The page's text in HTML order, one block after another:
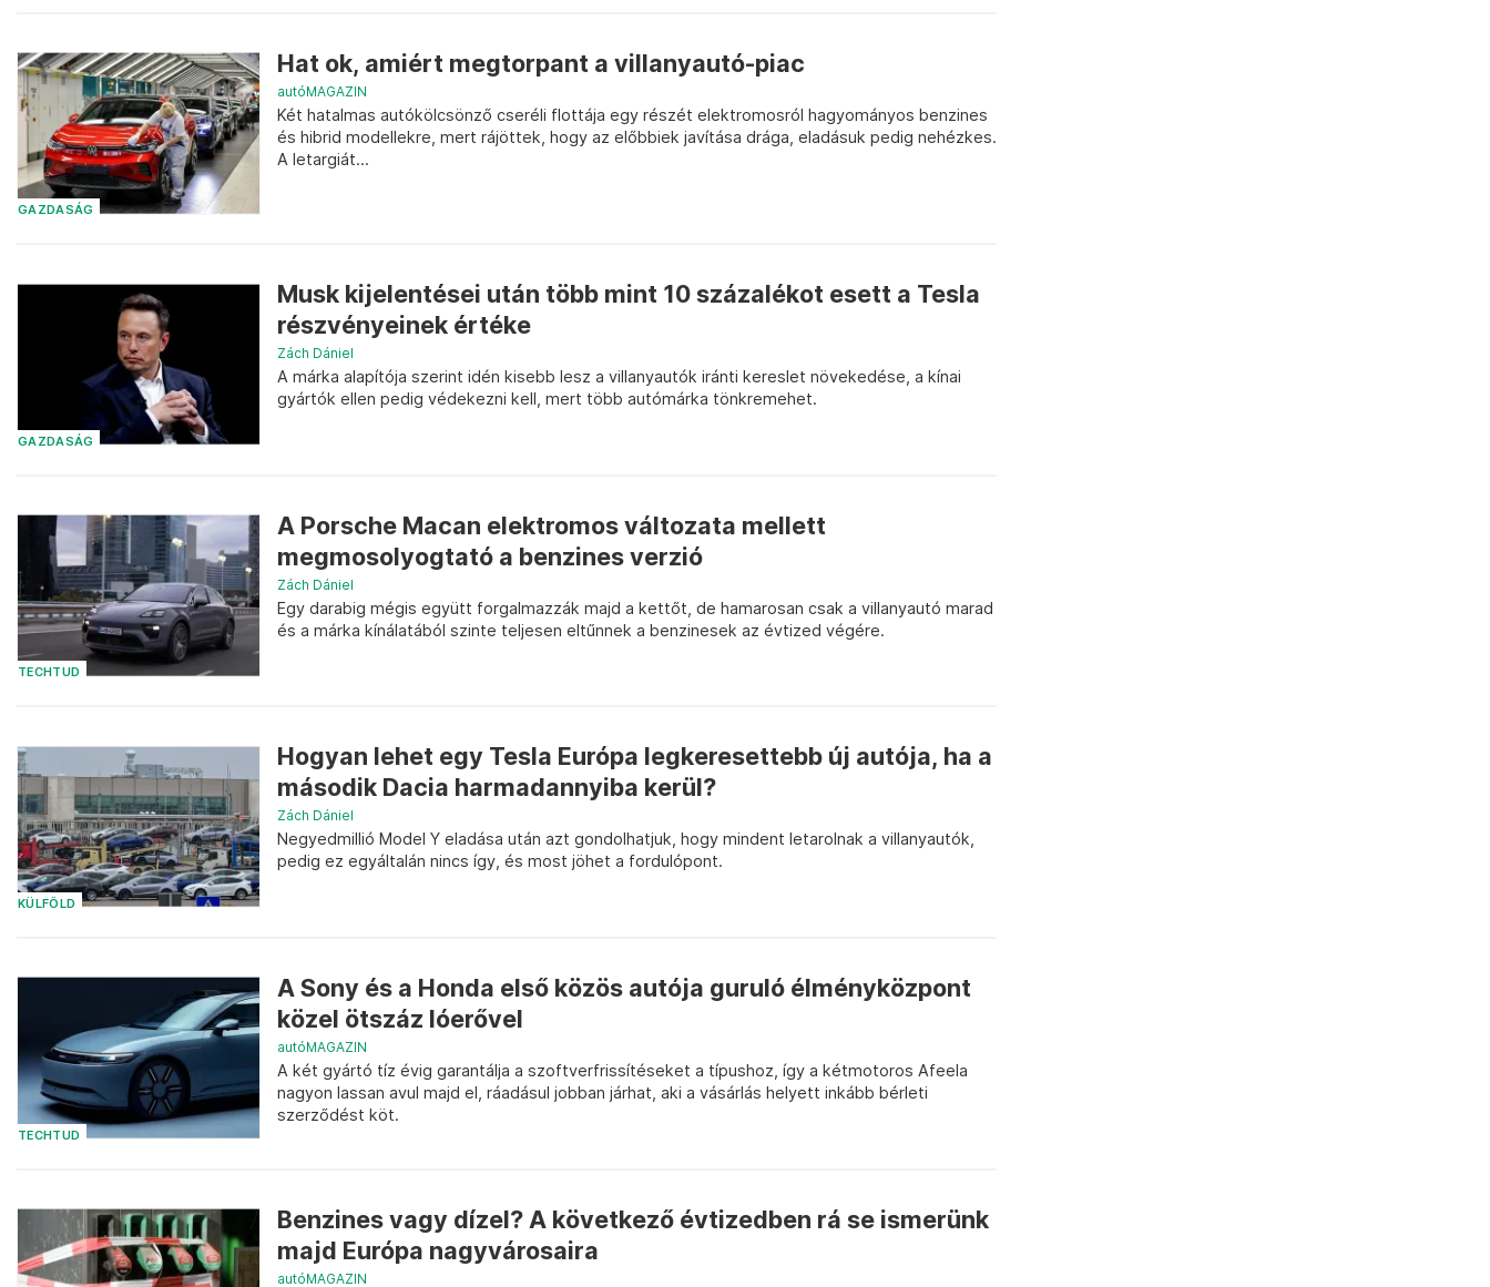
GAZDASÁG
Hat ok, amiért megtorpant a villanyautó-piac
autóMAGAZIN
Két hatalmas autókölcsönző cseréli flottája egy részét elektromosról hagyományos benzines
és hibrid modellekre, mert rájöttek, hogy az előbbiek javítása drága, eladásuk pedig nehézkes.
A letargiát...
GAZDASÁG
Musk kijelentései után több mint 10 százalékot esett a Tesla
részvényeinek értéke
Zách Dániel
A márka alapítója szerint idén kisebb lesz a villanyautók iránti kereslet növekedése, a kínai
gyártók ellen pedig védekezni kell, mert több autómárka tönkremehet.
TECHTUD
A Porsche Macan elektromos változata mellett
megmosolyogtató a benzines verzió
Zách Dániel
Egy darabig mégis együtt forgalmazzák majd a kettőt, de hamarosan csak a villanyautó marad
és a márka kínálatából szinte teljesen eltűnnek a benzinesek az évtized végére.
KÜLFÖLD
Hogyan lehet egy Tesla Európa legkeresettebb új autója, ha a
második Dacia harmadannyiba kerül?
Zách Dániel
Negyedmillió Model Y eladása után azt gondolhatjuk, hogy mindent letarolnak a villanyautók,
pedig ez egyáltalán nincs így, és most jöhet a fordulópont.
TECHTUD
A Sony és a Honda első közös autója guruló élményközpont
közel ötszáz lóerővel
autóMAGAZIN
A két gyártó tíz évig garantálja a szoftverfrissítéseket a típushoz, így a kétmotoros Afeela
nagyon lassan avul majd el, ráadásul jobban járhat, aki a vásárlás helyett inkább bérleti
szerződést köt.
Benzines vagy dízel? A következő évtizedben rá se ismerünk
majd Európa nagyvárosaira
autóMAGAZIN